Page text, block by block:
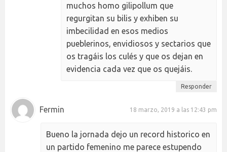
muchos homo gilipollum que
regurgitan su bilis y exhiben su
imbecilidad en esos medios
pueblerinos, envidiosos y sectarios que
os tragáis los culés y que os dejan en
evidencia cada vez que os quejáis.
Responder
Fermin 18 marzo, 2019 a las 12:43 pm
Bueno la jornada dejo un record historico en
un partido femenino me parece estupendo